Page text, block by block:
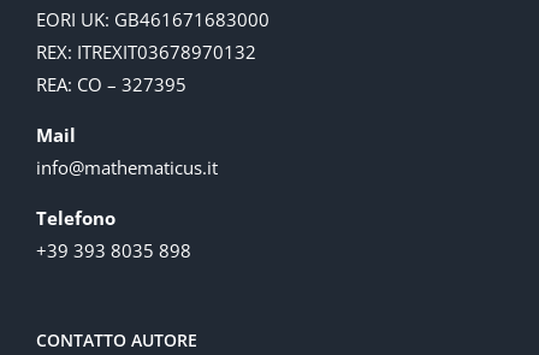
EORI UK: GB461671683000
REX: ITREXIT03678970132
REA: CO – 327395
Mail
info@mathematicus.it
Telefono
+39 393 8035 898
CONTATTO AUTORE